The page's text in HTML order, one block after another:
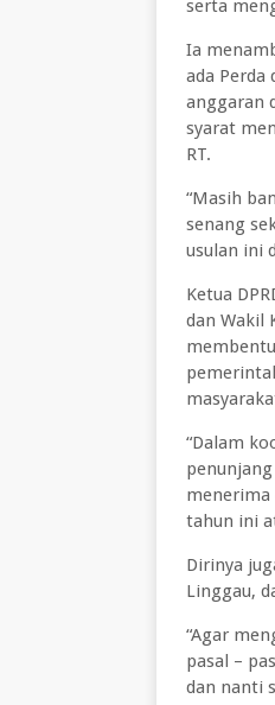
serta
Ia
ada Perda
anggaran
syarat
RT.
“Masih
senang
usulan ini
Ketua
dan Wakil
“Dalam
menerima
tahun ini
Dirinya
Linggau,
“Agar
pasal –
dan nanti